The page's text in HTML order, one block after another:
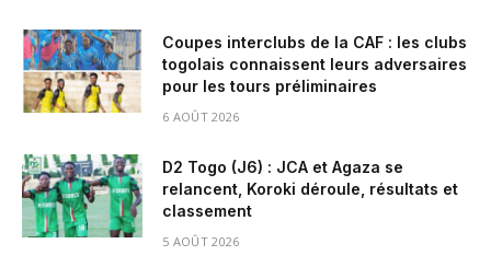
Coupes interclubs de la CAF : les clubs
togolais connaissent leurs adversaires
pour les tours préliminaires
6 AOÛT 2026
D2 Togo (J6) : JCA et Agaza se
relancent, Koroki déroule, résultats et
classement
5 AOÛT 2026